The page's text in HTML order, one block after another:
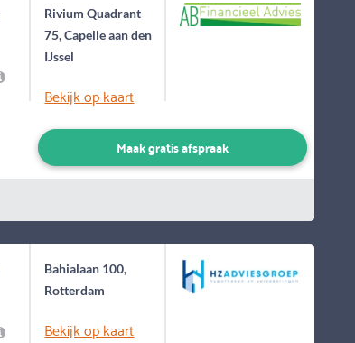
Rivium Quadrant
75, Capelle aan den
IJssel
Bekijk op kaart
Maak gratis afspraak
Bahialaan 100,
Rotterdam
Bekijk op kaart